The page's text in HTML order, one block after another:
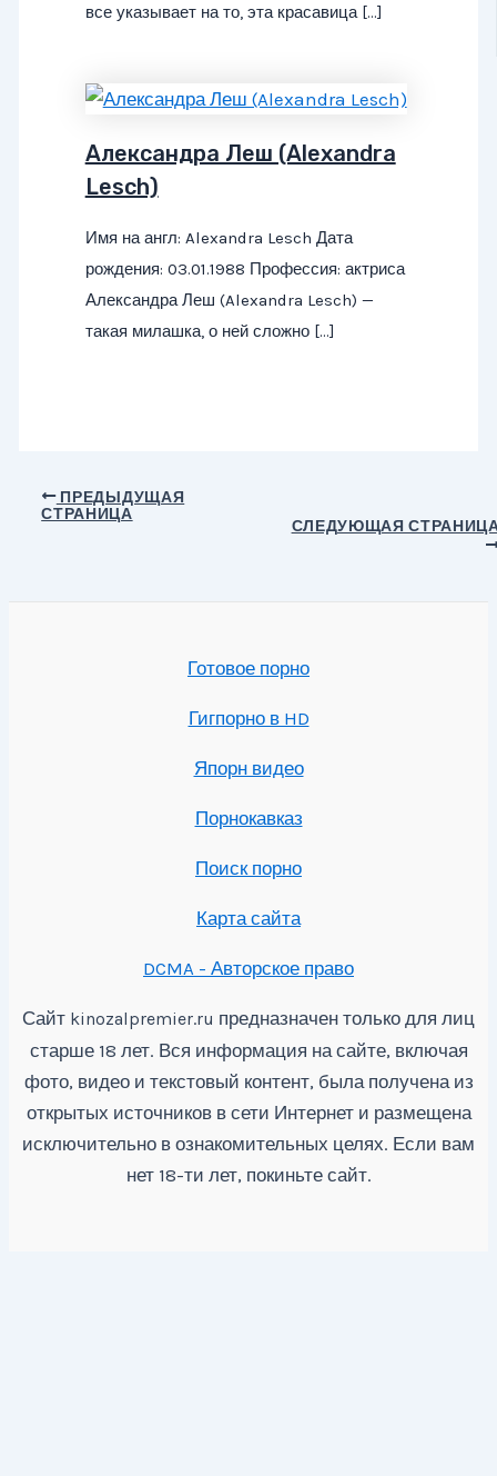
все указывает на то, эта красавица […]
Александра Леш (Alexandra
Lesch)
Имя на англ: Alexandra Lesch Дата
рождения: 03.01.1988 Профессия: актриса
Александра Леш (Alexandra Lesch) —
такая милашка, о ней сложно […]
Навигация
ПРЕДЫДУЩАЯ
СТРАНИЦА
СЛЕДУЮЩАЯ
Готовое порно
Гигпорно в HD
Япорн видео
Порнокавказ
Поиск порно
Карта сайта
DCMA - Авторское право
Сайт kinozalpremier.ru предназначен только для лиц
старше 18 лет. Вся информация на сайте, включая
фото, видео и текстовый контент, была получена из
открытых источников в сети Интернет и размещена
исключительно в ознакомительных целях. Если вам
нет 18-ти лет, покиньте сайт.